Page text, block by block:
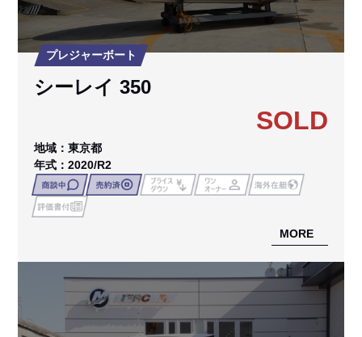
プレジャーボート
シーレイ 350
SOLD
地域：東京都
年式：2020/R2
MORE